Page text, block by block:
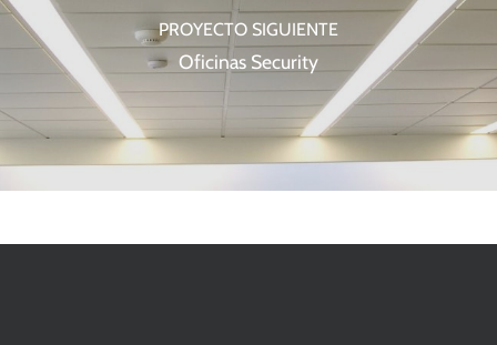
PROYECTO SIGUIENTE
Oficinas Security